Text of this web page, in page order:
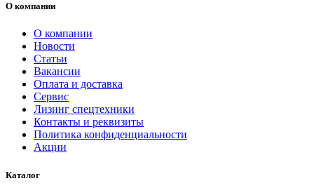
О компании
О компании
Новости
Статьи
Вакансии
Оплата и доставка
Сервис
Лизинг спецтехники
Контакты и реквизиты
Политика конфиденциальности
Акции
Каталог